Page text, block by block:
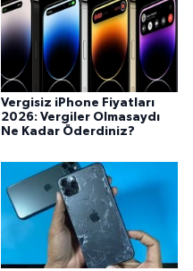
Vergisiz iPhone Fiyatları
2026: Vergiler Olmasaydı
Ne Kadar Öderdiniz?